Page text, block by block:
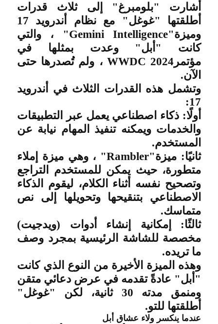
أشارت "بلومبرغ" إلى ثلاث قدرات
أطلقتها "غوغل" مع نظام أندرويد 17
وميزة"Gemini Intelligence" ، والتي
كانت "أبل" وعدت بمثلها في
مؤتمر WWDC 2024، ولم تُصدرها حتى
الآن.
وتشمل هذه القدرات الثلاث في أندرويد
17
:
أولًا: ذكاء اصطناعي يعمل عبر التطبيقات
والخدمات ويمكنه تنفيذ المهام نيابة عن
المستخدم.
ثانيًا: ميزة"Rambler" ، وهي ميزة إملاء
متطورة، حيث يمكن للمستخدم التراجع
وتصحيح نفسه أثناء الكلام، ليقوم الذكاء
الاصطناعي بتنقيحها وتحويلها إلى نص
متماسك.
ثالثًا: إمكانية إنشاء أدوات (ويدجيت)
مخصصة للشاشة الرئيسية بمجرد وصف
ما تريده.
وهذه الميزة الأخيرة من النوع الذي كانت
"أبل" عادةً تقدمه في عرض دعائي متقن
ومنمق مدته 30 ثانية، لكن "غوغل"
أطلقتها للتو.
عندما ينكسر ولاء عشاق أبل